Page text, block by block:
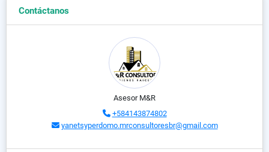
Contáctanos
Asesor M&R
+584143874802
yanetsyperdomo.mrconsultoresbr@gmail.com